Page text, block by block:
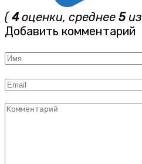
( 4оценки, среднее 5из
Добавить комментарий
Имя
Email
Комментарий